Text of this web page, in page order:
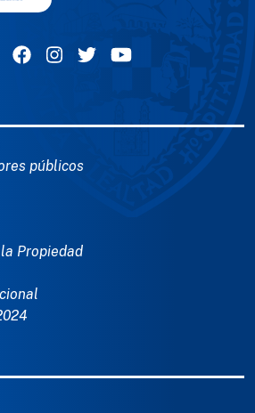
públicos
Propiedad